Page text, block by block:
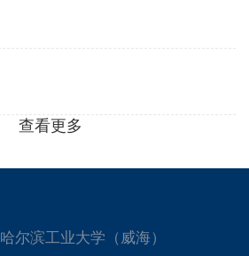
查看更多
哈尔滨工业大学（威海）